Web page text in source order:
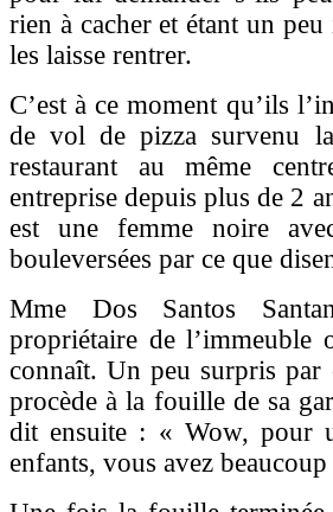
rien à cacher et étant un
les laisse rentrer.
C’est à ce moment qu’ils
de vol de pizza survenu
restaurant au même
entreprise depuis plus de 2
est une femme noire
bouleversées par ce que
Mme Dos Santos
propriétaire de l’immeuble
connaît. Un peu surpris par
procède à la fouille de sa
dit ensuite : « Wow, pour
enfants, vous avez